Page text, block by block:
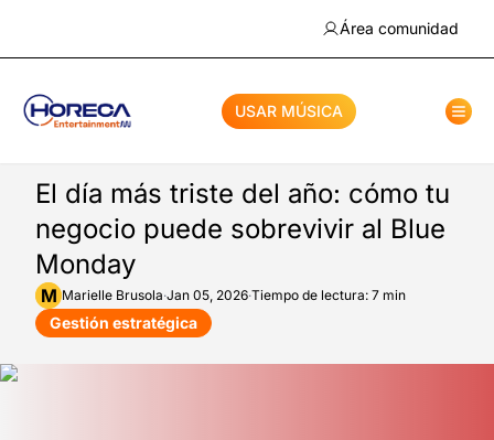
Área comunidad
USAR MÚSICA
El día más triste del año: cómo tu
negocio puede sobrevivir al Blue
Monday
M Marielle Brusola·Jan 05, 2026·Tiempo de lectura: 7 min
Gestión estratégica